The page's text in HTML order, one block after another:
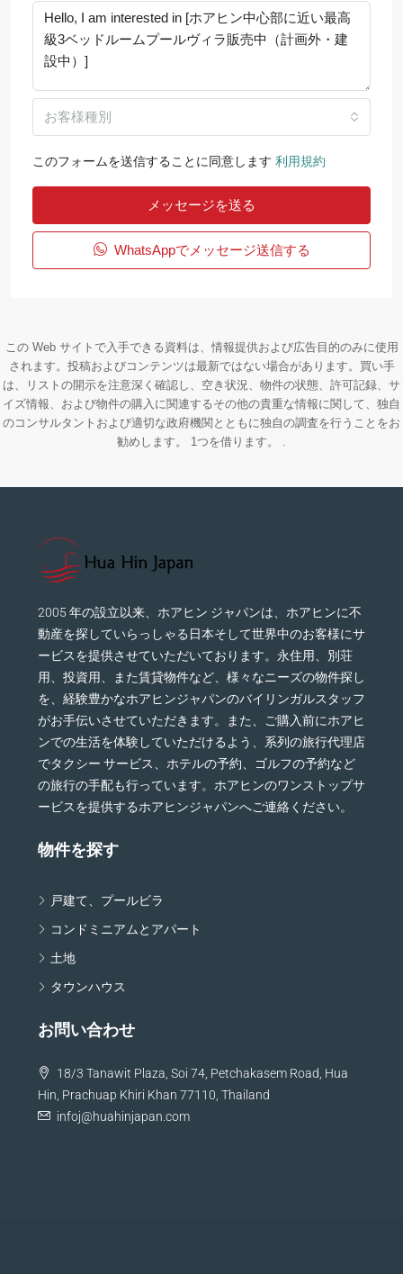
お客様種別
このフォームを送信することに同意します 利用規約
メッセージを送る
WhatsAppでメッセージ送信する
この Web サイトで入手できる資料は、情報提供および広告目的のみに使用
されます。投稿およびコンテンツは最新ではない場合があります。買い手
は、リストの開示を注意深く確認し、空き状況、物件の状態、許可記録、サ
イズ情報、および物件の購入に関連するその他の貴重な情報に関して、独自
のコンサルタントおよび適切な政府機関とともに独自の調査を行うことをお
勧めします。 1つを借ります。 .
2005 年の設立以来、ホアヒン ジャパンは、ホアヒンに不
動産を探していらっしゃる日本そして世界中のお客様にサ
ービスを提供させていただいております。永住用、別荘
用、投資用、また賃貸物件など、様々なニーズの物件探し
を、経験豊かなホアヒンジャパンのバイリンガルスタッフ
がお手伝いさせていただきます。また、ご購入前にホアヒ
ンでの生活を体験していただけるよう、系列の旅行代理店
でタクシー サービス、ホテルの予約、ゴルフの予約など
の旅行の手配も行っています。ホアヒンのワンストップサ
ービスを提供するホアヒンジャパンへご連絡ください。
物件を探す
戸建て、プールビラ
コンドミニアムとアパート
土地
タウンハウス
お問い合わせ
18/3 Tanawit Plaza, Soi 74, Petchakasem Road, Hua
Hin, Prachuap Khiri Khan 77110, Thailand
infoj@huahinjapan.com